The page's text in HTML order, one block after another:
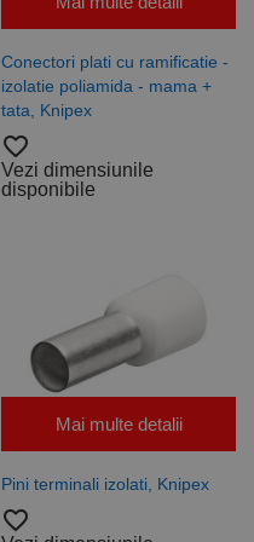
Conectori plati cu ramificatie -
izolatie poliamida - mama +
tata, Knipex
favorite_border
Vezi dimensiunile
disponibile
Mai multe detalii
Pini terminali izolati, Knipex
favorite_border
aplicații
bazate pe
limbajul PHP.
modul în care
este utilizat
specific site-
bun exemplu
stării de
conectare